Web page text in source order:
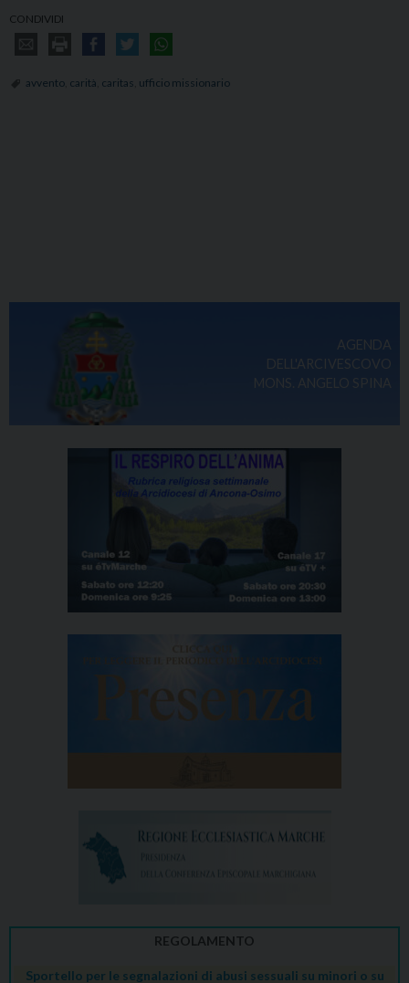
CONDIVIDI
avvento carità caritas ufficio missionario
AGENDA
DELL'ARCIVESCOVO
MONS. ANGELO SPINA
REGOLAMENTO
Sportello per le segnalazioni di abusi sessuali su minori o su